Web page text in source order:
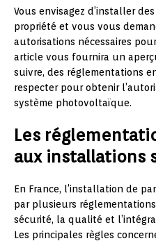
Vous envisagez d’installer
propriété et vous vous
autorisations nécessaires
article vous fournira un
suivre, des réglementations
respecter pour obtenir
système photovoltaïque.
Les
aux installations
En France, l’installation de
par plusieurs
sécurité, la qualité et
Les principales règles